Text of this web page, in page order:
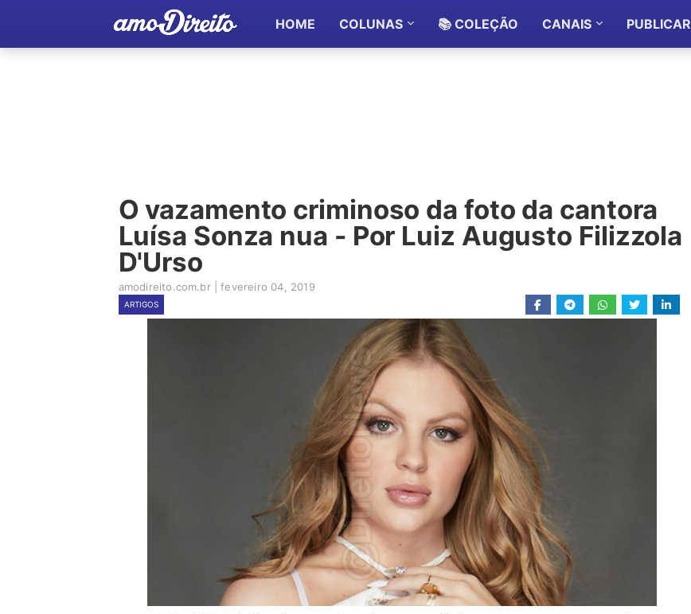
HOME COLUNAS 📚 COLEÇÃO CANAIS PUBLICAR
O vazamento criminoso da foto da cantora
Luísa Sonza nua - Por Luiz Augusto Filizzola
D'Urso
amodireito.com.br fevereiro 04, 2019
ARTIGOS